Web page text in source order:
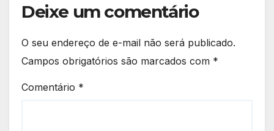
Deixe um comentário
O seu endereço de e-mail não será publicado.
Campos obrigatórios são marcados com *
Comentário *